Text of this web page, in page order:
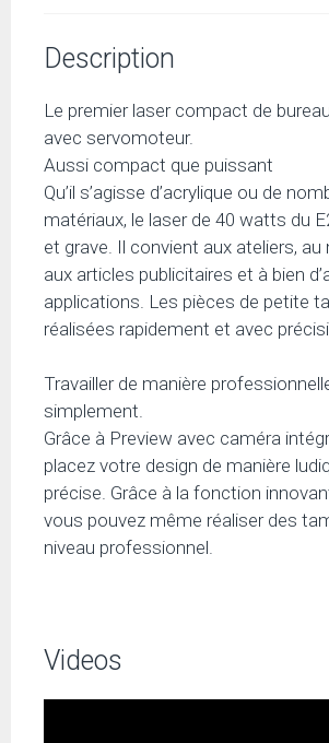
Description
Le premier laser compact de
avec servomoteur.
Aussi compact que puissant
Qu’il s’agisse d’acrylique ou de
matériaux, le laser de 40 watts du
et grave. Il convient aux ateliers, au
aux articles publicitaires et à bien
applications. Les pièces de petite
réalisées rapidement et avec
Travailler de manière
simplement.
Grâce à Preview avec caméra
placez votre design de manière
précise. Grâce à la fonction
vous pouvez même réaliser des
niveau professionnel.
Videos